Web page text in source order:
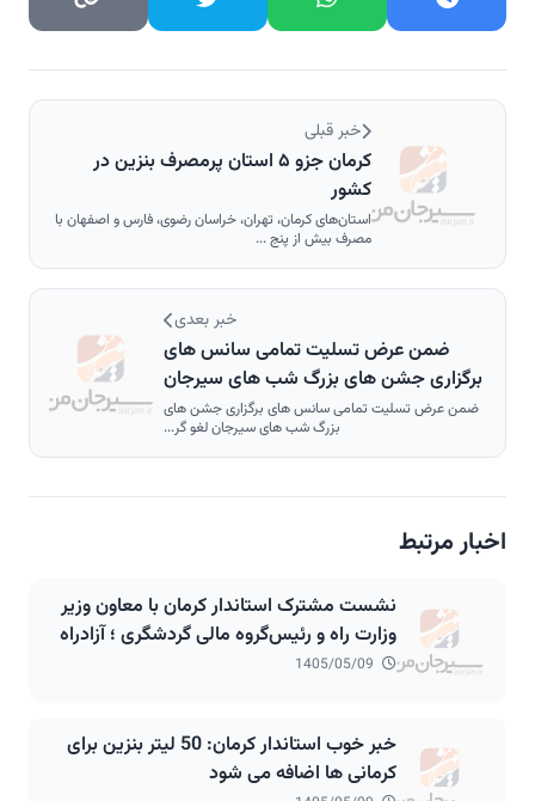
خبر قبلی
کرمان جزو ۵ استان پرمصرف بنزین در
کشور
استان‌های کرمان، تهران، خراسان رضوی، فارس و اصفهان با
مصرف بیش از پنج ...
خبر بعدی
ضمن عرض تسلیت تمامی سانس های
برگزاری جشن های بزرگ شب های سیرجان
لغو گردید.
ضمن عرض تسلیت تمامی سانس های برگزاری جشن های
بزرگ شب های سیرجان لغو گر...
اخبار مرتبط
نشست مشترک استاندار کرمان با معاون وزیر
وزارت راه و رئیس‌گروه مالی گردشگری ؛ آزادراه
۲۷۰ کیلومتری انار شهربابک سیرجان باغات در
خبر خوب استاندار کرمان: 50 لیتر بنزین برای
کرمانی ها اضافه می شود